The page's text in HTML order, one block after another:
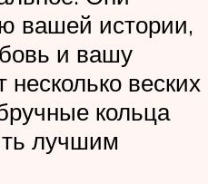
вашей истории,
и вашу
несколько веских
кольца
лучшим